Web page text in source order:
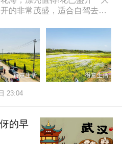
的非常茂盛，适合自驾去拍
23:04
的早